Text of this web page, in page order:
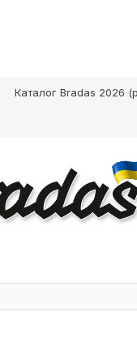
Каталог Bradas 2026